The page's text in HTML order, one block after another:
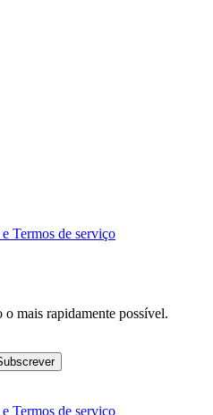
Termos de serviço
mais rapidamente possível.
Termos de serviço